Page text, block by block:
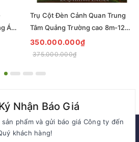
Ánh
Trụ Cột Đèn Cảnh Quan Trung
Tâm Quảng Trường cao 8m-12m
ZCQ-HH1001 ZALAA Fortune
Tree Series
350.000.000₫
375.000.000₫
Nhận Báo Giá
phẩm và gửi báo giá Công ty đến
khách hàng!